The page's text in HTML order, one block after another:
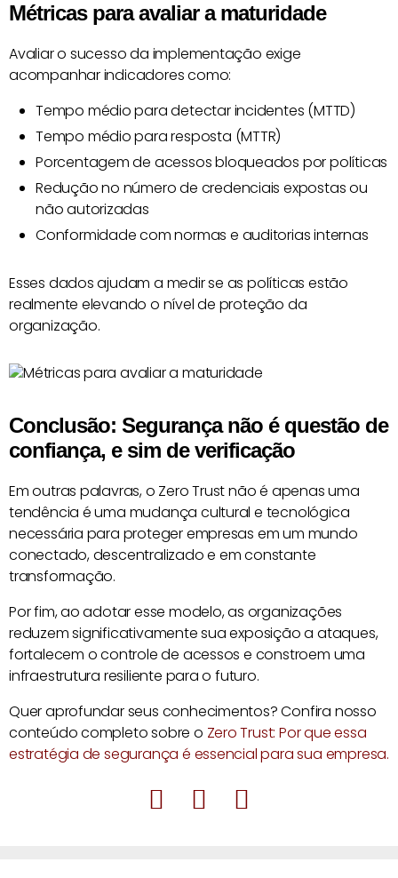
Métricas para avaliar a maturidade
Avaliar o sucesso da implementação exige
acompanhar indicadores como:
Tempo médio para detectar incidentes (MTTD)
Tempo médio para resposta (MTTR)
Porcentagem de acessos bloqueados por políticas
Redução no número de credenciais expostas ou
não autorizadas
Conformidade com normas e auditorias internas
Esses dados ajudam a medir se as políticas estão
realmente elevando o nível de proteção da
organização.
Conclusão: Segurança não é questão de
confiança, e sim de verificação
Em outras palavras, o Zero Trust não é apenas uma
tendência é uma mudança cultural e tecnológica
necessária para proteger empresas em um mundo
conectado, descentralizado e em constante
transformação.
Por fim, ao adotar esse modelo, as organizações
reduzem significativamente sua exposição a ataques,
fortalecem o controle de acessos e constroem uma
infraestrutura resiliente para o futuro.
Quer aprofundar seus conhecimentos? Confira nosso
conteúdo completo sobre o Zero Trust: Por que essa
estratégia de segurança é essencial para sua empresa.